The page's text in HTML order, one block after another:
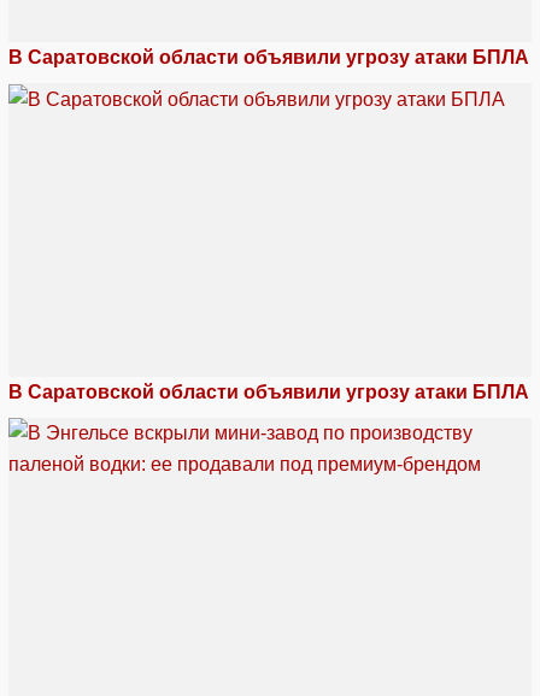
В Саратовской области объявили угрозу атаки БПЛА
В Саратовской области объявили угрозу атаки БПЛА